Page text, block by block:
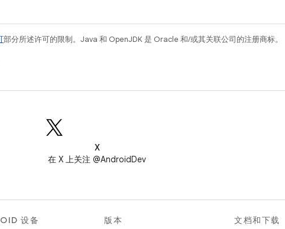
部分所述许可的限制。Java 和 OpenJDK 是 Oracle 和/或其关联公司的注册商标。
X
在 X 上关注 @AndroidDev
设备
版本
文档和下载